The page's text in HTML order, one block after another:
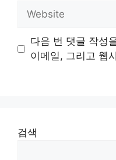
Website
다음 번 댓글 작성
이메일, 그리고 웹
검색